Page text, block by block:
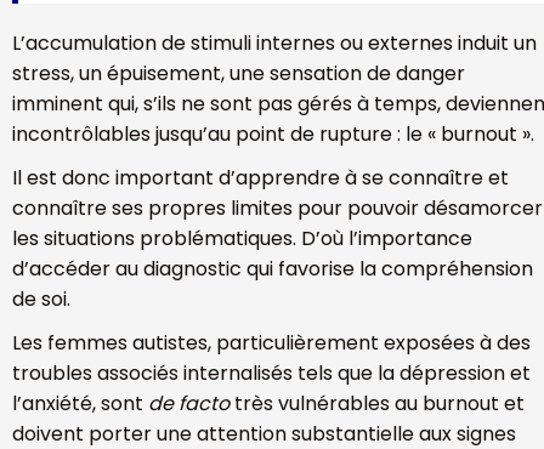
L’accumulation de stimuli internes ou externes induit un
stress, un épuisement, une sensation de danger
imminent qui, s’ils ne sont pas gérés à temps,
incontrôlables jusqu’au point de rupture : le « burnout ».
Il est donc important d’apprendre à se connaître et
connaître ses propres limites pour pouvoir désamorcer
les situations problématiques. D’où l’importance
d’accéder au diagnostic qui favorise la compréhension
de soi.
Les femmes autistes, particulièrement exposées à des
troubles associés internalisés tels que la dépression et
l’anxiété, sont de factotrès vulnérables au burnout et
doivent porter une attention substantielle aux signes